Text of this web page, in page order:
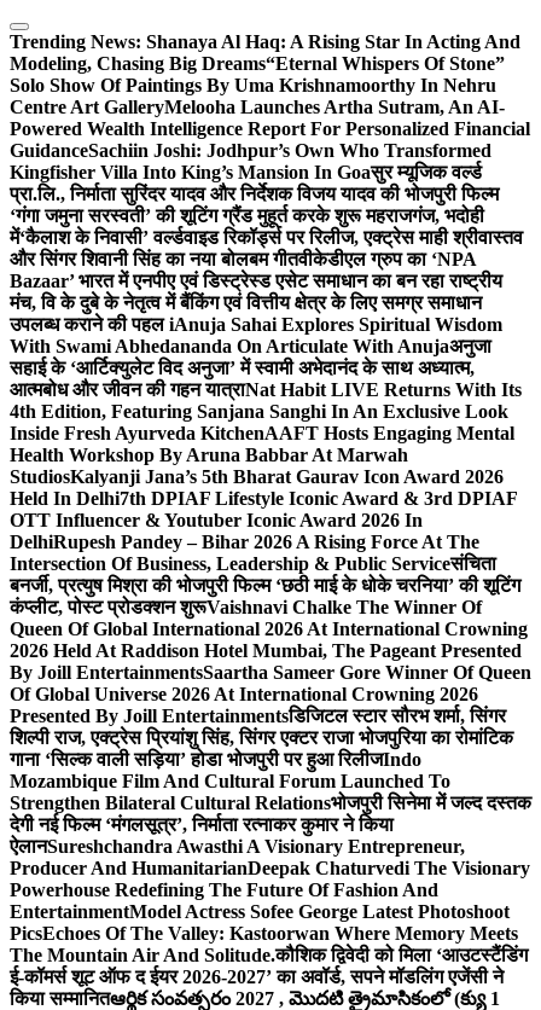
Skip
to
content
Trending News: Shanaya Al Haq: A Rising Star In Acting And
Modeling, Chasing Big Dreams“Eternal Whispers Of Stone”
Solo Show Of Paintings By Uma Krishnamoorthy In Nehru
Centre Art GalleryMelooha Launches Artha Sutram, An AI-
Powered Wealth Intelligence Report For Personalized Financial
GuidanceSachiin Joshi: Jodhpur’s Own Who Transformed
Kingfisher Villa Into King’s Mansion In Goaसुर म्यूजिक वर्ल्ड
प्रा.लि., निर्माता सुरिंदर यादव और निर्देशक विजय यादव की भोजपुरी फिल्म
‘गंगा जमुना सरस्वती’ की शूटिंग ग्रैंड मुहूर्त करके शुरू महराजगंज, भदोही
में‘कैलाश के निवासी’ वर्ल्डवाइड रिकॉर्ड्स पर रिलीज, एक्ट्रेस माही श्रीवास्तव
और सिंगर शिवानी सिंह का नया बोलबम गीतवीकेडीएल ग्रुप का ‘NPA
Bazaar’ भारत में एनपीए एवं डिस्ट्रेस्ड एसेट समाधान का बन रहा राष्ट्रीय
मंच, वि के दुबे के नेतृत्व में बैंकिंग एवं वित्तीय क्षेत्र के लिए समग्र समाधान
उपलब्ध कराने की पहल iAnuja Sahai Explores Spiritual Wisdom
With Swami Abhedananda On Articulate With Anujaअनुजा
सहाई के ‘आर्टिक्युलेट विद अनुजा’ में स्वामी अभेदानंद के साथ अध्यात्म,
आत्मबोध और जीवन की गहन यात्राNat Habit LIVE Returns With Its
4th Edition, Featuring Sanjana Sanghi In An Exclusive Look
Inside Fresh Ayurveda KitchenAAFT Hosts Engaging Mental
Health Workshop By Aruna Babbar At Marwah
StudiosKalyanji Jana’s 5th Bharat Gaurav Icon Award 2026
Held In Delhi7th DPIAF Lifestyle Iconic Award & 3rd DPIAF
OTT Influencer & Youtuber Iconic Award 2026 In
DelhiRupesh Pandey – Bihar 2026 A Rising Force At The
Intersection Of Business, Leadership & Public Serviceसंचिता
बनर्जी, प्रत्युष मिश्रा की भोजपुरी फिल्म ‘छठी माई के धोके चरनिया’ की शूटिंग
कंप्लीट, पोस्ट प्रोडक्शन शुरूVaishnavi Chalke The Winner Of
Queen Of Global International 2026 At International Crowning
2026 Held At Raddison Hotel Mumbai, The Pageant Presented
By Joill EntertainmentsSaartha Sameer Gore Winner Of Queen
Of Global Universe 2026 At International Crowning 2026
Presented By Joill Entertainmentsडिजिटल स्टार सौरभ शर्मा, सिंगर
शिल्पी राज, एक्ट्रेस प्रियांशु सिंह, सिंगर एक्टर राजा भोजपुरिया का रोमांटिक
गाना ‘सिल्क वाली सड़िया’ होडा भोजपुरी पर हुआ रिलीजIndo
Mozambique Film And Cultural Forum Launched To
Strengthen Bilateral Cultural Relationsभोजपुरी सिनेमा में जल्द दस्तक
देगी नई फिल्म ‘मंगलसूत्र’, निर्माता रत्नाकर कुमार ने किया
ऐलानSureshchandra Awasthi A Visionary Entrepreneur,
Producer And HumanitarianDeepak Chaturvedi The Visionary
Powerhouse Redefining The Future Of Fashion And
EntertainmentModel Actress Sofee George Latest Photoshoot
PicsEchoes Of The Valley: Kastoorwan Where Memory Meets
The Mountain Air And Solitude.कौशिक द्विवेदी को मिला ‘आउटस्टैंडिंग
ई-कॉमर्स शूट ऑफ द ईयर 2026-2027’ का अवॉर्ड, सपने मॉडलिंग एजेंसी ने
किया सम्मानितఆర్థిక సంవత్సరం 2027 , మొదటి త్రైమాసికంలో (క్యు 1